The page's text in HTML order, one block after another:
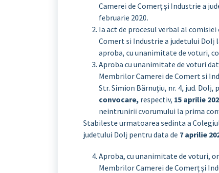
Camerei de Comerţ şi Industrie a
februarie 2020.
Ia act de procesul verbal al
Comert si Industrie a judetului Dolj
aproba, cu unanimitate de voturi,
Aproba cu unanimitate de voturi
Membrilor Camerei de Comert si
Str. Simion Bărnuțiu, nr. 4, jud. Dolj,
convocare, respectiv, 15 aprilie
neintrunirii cvorumului la prima
Stabileste urmatoarea sedinta a
judetului Dolj pentru data de 7 aprilie
Aproba, cu unanimitate de voturi,
Membrilor Camerei de Comerț și